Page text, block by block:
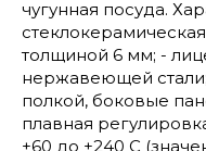
чугунная посуда.
толщиной 6 мм; -
нержавеющей
полкой, боковые
плавная
+60 до +240 С